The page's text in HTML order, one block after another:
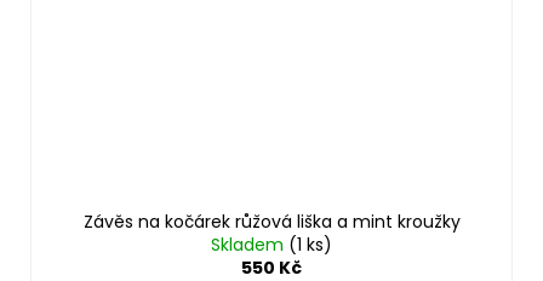
Závěs na kočárek růžová liška a mint kroužky
Skladem (1 ks)
550 Kč